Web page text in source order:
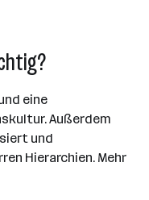
eine
Außerdem
und
Hierarchien. Mehr